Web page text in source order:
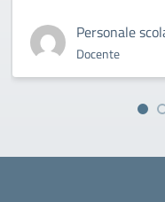
Personale
Docente